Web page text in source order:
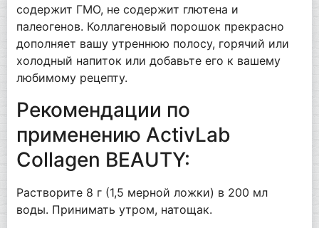
содержит ГМО, не содержит глютена и
палеогенов. Коллагеновый порошок прекрасно
дополняет вашу утреннюю полосу, горячий или
холодный напиток или добавьте его к вашему
любимому рецепту.
Рекомендации по
применению ActivLab
Collagen BEAUTY:
Растворите 8 г (1,5 мерной ложки) в 200 мл
воды. Принимать утром, натощак.